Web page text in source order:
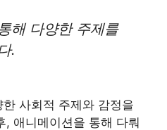
해 다양한 주제를
.
한 사회적 주제와 감정을
, 애니메이션을 통해 다뤄